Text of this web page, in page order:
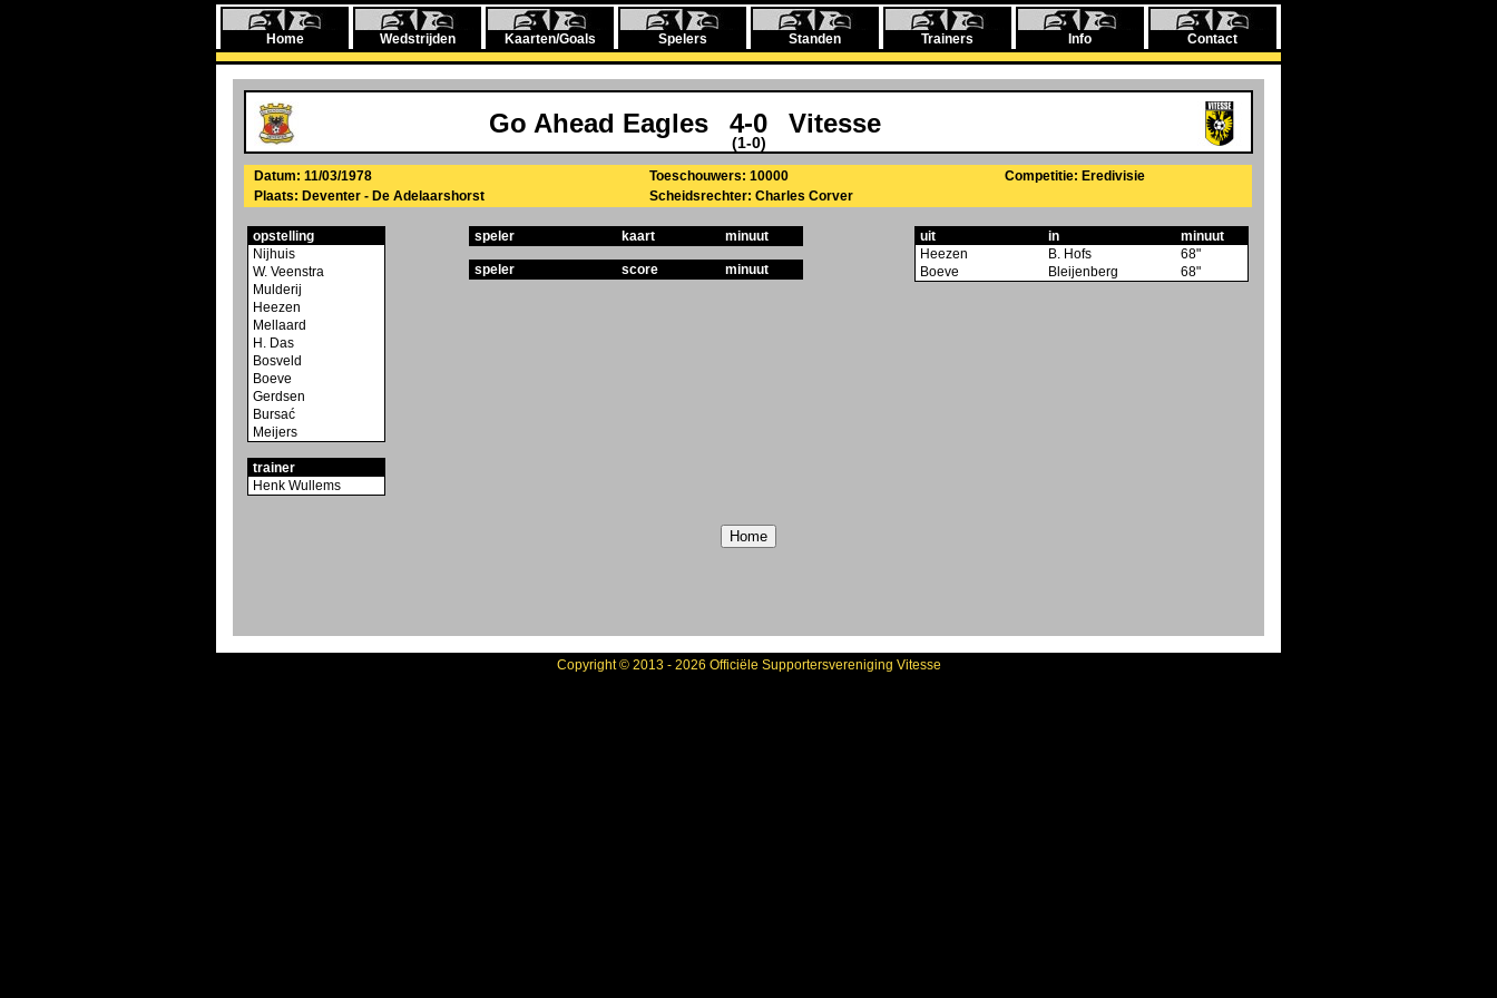
Home Wedstrijden Kaarten/Goals Spelers Standen Trainers Info Contact
Go Ahead Eagles 4-0 Vitesse
(1-0)
Datum: 11/03/1978 Toeschouwers: 10000
Competitie: Eredivisie
Plaats: Deventer - De Adelaarshorst
Scheidsrechter: Charles Corver
opstelling
Nijhuis
W. Veenstra
Mulderij
Heezen
Mellaard
H. Das
Bosveld
Boeve
Gerdsen
Bursać
Meijers
trainer
Henk Wullems
speler kaart minuut
speler score minuut
uit in
minuut
Heezen
B. Hofs
68"
Boeve
Bleijenberg 68"
Copyright © 2013 - 2026 Officiële Supportersvereniging Vitesse